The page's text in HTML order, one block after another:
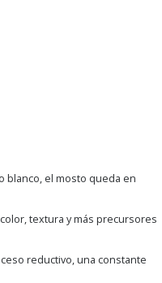
blanco, el mosto queda en
textura y más precursores
reductivo, una constante